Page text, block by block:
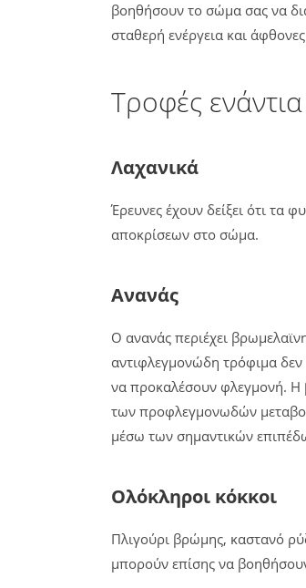
βοηθήσουν το σώμα σας να
σταθερή ενέργεια και
Τροφές
Λαχανικά
Έρευνες έχουν δείξει ότι
αποκρίσεων στο σώμα.
Ανανάς
Ο ανανάς περιέχει
αντιφλεγμονώδη τρόφιμα
να προκαλέσουν φλεγμονή. Η
των προφλεγμονωδών
μέσω των σημαντικών
Ολόκληροι κόκκοι
Πλιγούρι βρώμης, καστανό
μπορούν επίσης να